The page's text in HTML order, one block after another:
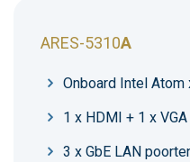
ARES-5310A
Onboard Intel
1 x HDMI + 1 x VGA
3 x GbE LAN